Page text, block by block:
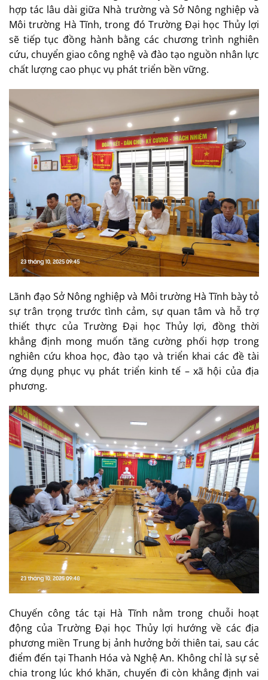
hợp tác lâu dài giữa Nhà trường và Sở Nông nghiệp và
Môi trường Hà Tĩnh, trong đó Trường Đại học Thủy lợi
sẽ tiếp tục đồng hành bằng các chương trình nghiên
cứu, chuyển giao công nghệ và đào tạo nguồn nhân lực
chất lượng cao phục vụ phát triển bền vững.
Lãnh đạo Sở Nông nghiệp và Môi trường Hà Tĩnh bày tỏ
sự trân trọng trước tình cảm, sự quan tâm và hỗ trợ
thiết thực của Trường Đại học Thủy lợi, đồng thời
khẳng định mong muốn tăng cường phối hợp trong
nghiên cứu khoa học, đào tạo và triển khai các đề tài
ứng dụng phục vụ phát triển kinh tế – xã hội của địa
phương.
Chuyến công tác tại Hà Tĩnh nằm trong chuỗi hoạt
động của Trường Đại học Thủy lợi hướng về các địa
phương miền Trung bị ảnh hưởng bởi thiên tai, sau các
điểm đến tại Thanh Hóa và Nghệ An. Không chỉ là sự sẻ
chia trong lúc khó khăn, chuyến đi còn khẳng định vai